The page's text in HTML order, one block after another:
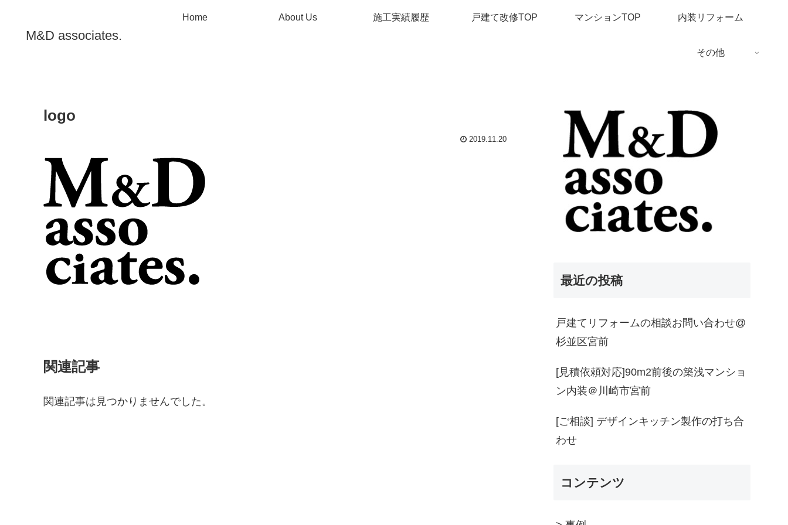
M&D associates.
Home About Us 施工実績履歴 戸建て改修TOP マンションTOP 内装リフォーム
その他
logo
2019.11.20
関連記事
関連記事は見つかりませんでした。
最近の投稿
戸建てリフォームの相談お問い合わせ@
杉並区宮前
[見積依頼対応]90m2前後の築浅マンショ
ン内装＠川崎市宮前
[ご相談] デザインキッチン製作の打ち合
わせ
コンテンツ